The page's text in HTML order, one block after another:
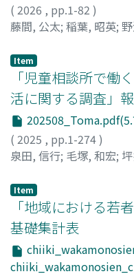
( 2026 , pp.1-82 )
藤間, 公太; 稲葉, 昭英;
Item
「児童相談所で働
活に関する調査」
( 2025 , pp.1-274)
泉田, 信行; 毛塚, 和宏;
Item
「地域における若
基礎集計表